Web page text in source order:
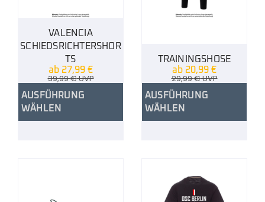
VALENCIA
SCHIEDSRICHTERSHOR
TS
ab 27,99 €
39,99€UVP
AUSFÜHRUNG
WÄHLEN
TRAININGSHOSE
ab 20,99 €
29,99€UVP
AUSFÜHRUNG
WÄHLEN